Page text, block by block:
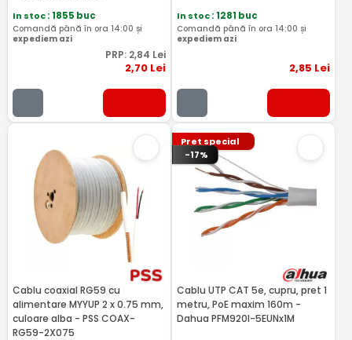
In stoc: 1855 buc
Comandă până în ora 14:00 și
expediem azi
PRP: 2,84 Lei
2,70Lei
In stoc: 1281 buc
Comandă până în ora 14:00 și
expediem azi
2,85 Lei
Cablu coaxial RG59 cu
alimentare MYYUP 2 x 0.75 mm,
culoare alba - PSS COAX-
RG59-2X075
Pret special
-17%
Cablu UTP CAT 5e, cupru, pret 1
metru, PoE maxim 160m -
Dahua PFM920I-5EUNx1M